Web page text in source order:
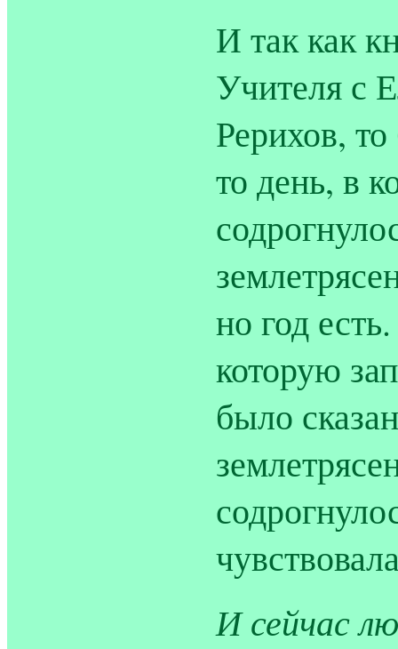
И так как
Учителя с
Рерихов,
то день, в
но год
которую
было
И сейчас